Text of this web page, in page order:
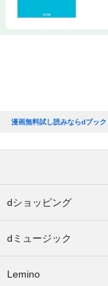
漫画無料試し読みならdブック
dショッピング
dミュージック
Lemino